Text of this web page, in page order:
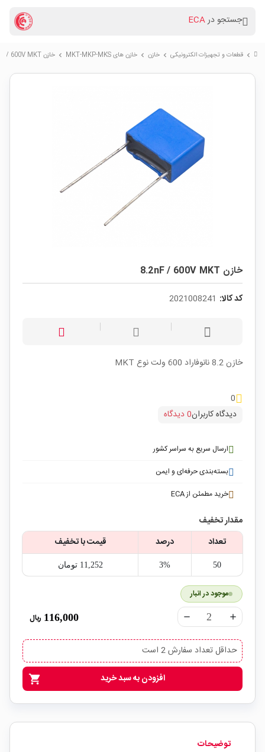
جستجو درECA
chevron_right قطعات و تجهیزات الکترونیکی chevron_right خازن chevron_right خازن های MKT-MKP-MKS chevron_right خازن 8.2nF / 600V MKT
خازن 8.2nF / 600V MKT
کد کالا: 2021008241
خازن 8.2 نانوفاراد 600 ولت نوع MKT
0
دیدگاه کاربران0 دیدگاه
ارسال سریع به سراسر کشور
بسته‌بندی حرفه‌ای و ایمن
خرید مطمئن از ECA
مقدار تخفیف
تعداد
درصد قیمت با تخفیف
50
3% 11,252‎ تومان
موجود در انبار
remove add
116,000 ریال
حداقل تعداد سفارش 2 است
shopping_cart افزودن به سبد خرید
توضیحات